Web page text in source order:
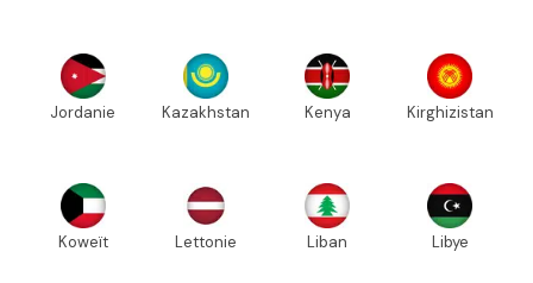
Jordanie Kazakhstan Kenya Kirghizistan
Koweït Lettonie Liban Libye